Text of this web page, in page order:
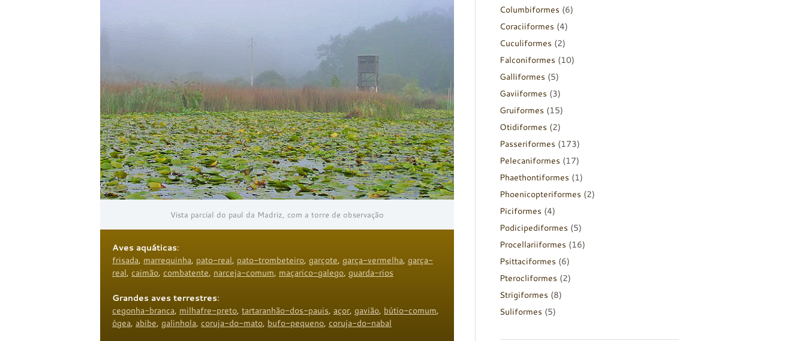
Vista parcial do paul da Madriz, com a torre de observação
Aves aquáticas:
frisada, marrequinha, pato-real, pato-trombeteiro, garçote, garça-vermelha, garça-
real, caimão, combatente, narceja-comum, maçarico-galego, guarda-rios
Grandes aves terrestres:
cegonha-branca, milhafre-preto, tartaranhão-dos-pauis, açor, gavião, bútio-comum,
ógea, abibe, galinhola, coruja-do-mato, bufo-pequeno, coruja-do-nabal
Columbiformes (6)
Coraciiformes (4)
Cuculiformes (2)
Falconiformes (10)
Galliformes (5)
Gaviiformes (3)
Gruiformes (15)
Otidiformes (2)
Passeriformes (173)
Pelecaniformes (17)
Phaethontiformes (1)
Phoenicopteriformes (2)
Piciformes (4)
Podicipediformes (5)
Procellariiformes (16)
Psittaciformes (6)
Pterocliformes (2)
Strigiformes (8)
Suliformes (5)